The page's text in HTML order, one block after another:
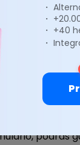
podrás
・
・
・ +40
・